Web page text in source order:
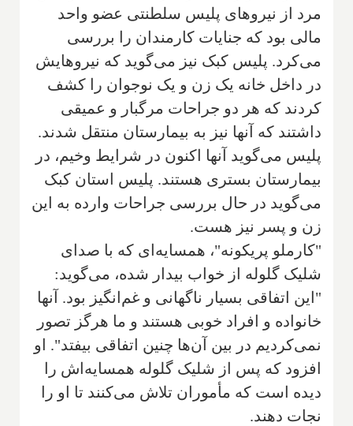
مرد از نیروهای پلیس سلطنتی عضو واحد
مالی بود که جنایات کارمندان را بررسی
می‌کرد. پلیس کبک نیز می‌گوید که نیروهایش
در داخل خانه یک زن و یک نوجوان را کشف
کردند که هر دو جراحات مرگبار و عمیقی
داشتند که آنها نیز به بیمارستان منتقل شدند.
پلیس می‌گوید آنها اکنون در شرایط وخیم، در
بیمارستان بستری هستند. پلیس استان کبک
می‌گوید در حال بررسی جراحات وارده به این
زن و پسر نیز هست.
"کارملو پریکونه"، همسایه‌ای که با صدای
شلیک گلوله از خواب بیدار شده، می‌گوید:
"این اتفاقی بسیار ناگهانی و غم‌انگیز بود. آنها
خانواده و افراد خوبی هستند و ما هرگز تصور
نمی‌کردیم در بین آن‌ها چنین اتفاقی بیفتد". او
افزود که پس از شلیک گلوله همسایه‌اش را
دیده است که مأموران تلاش می‌کنند تا او را
نجات دهند.